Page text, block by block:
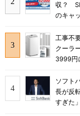
収？
のキャ
工事不
クーラ
3999円
ソフト
長が反
すぎた」